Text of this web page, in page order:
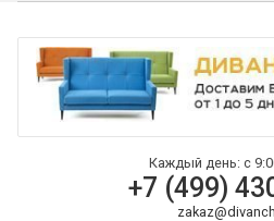
Оплата и
Каждый день: с
+7 (499)